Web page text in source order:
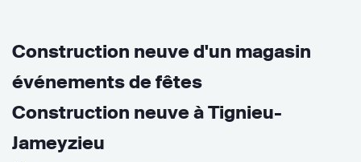
Construction neuve d'un magasin
événements de fêtes
Construction neuve à Tignieu-
Jameyzieu